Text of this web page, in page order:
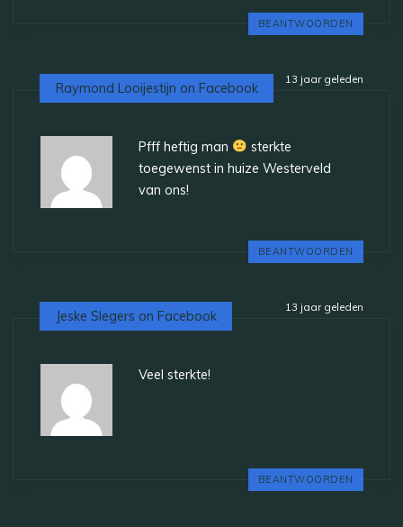
BEANTWOORDEN
13 jaar geleden
Raymond Looijestijn on Facebook
Pfff heftig man
sterkte
toegewenst in huize Westerveld
van ons!
BEANTWOORDEN
13 jaar geleden
Jeske Slegers on Facebook
Veel sterkte!
BEANTWOORDEN